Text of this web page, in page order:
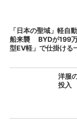
「日本の聖域」軽自
船来襲 BYDが199
型EV軽」で仕掛ける
洋服
投入